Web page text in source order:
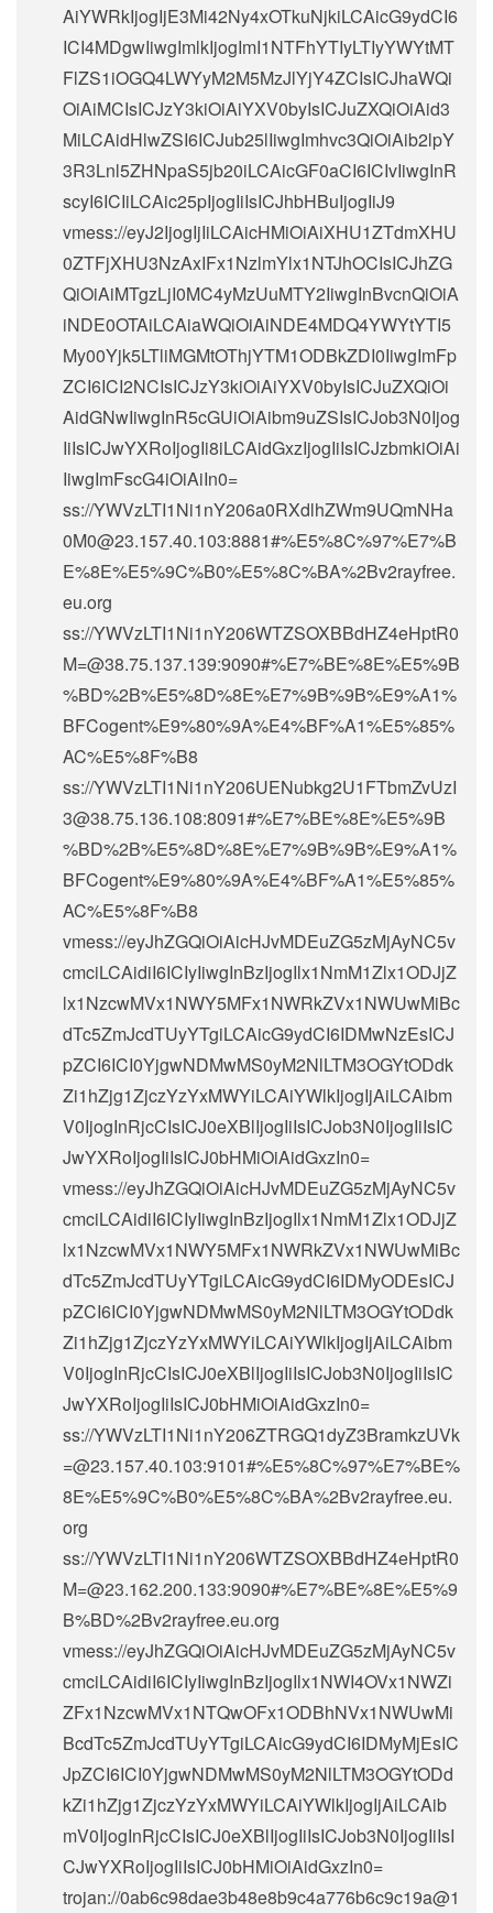
AiYWRkIjogIjE3Mi42Ny4xOTkuNjkiLCAicG9ydCI6
ICI4MDgwIiwgImlkIjogImI1NTFhYTIyLTIyYWYtMT
FlZS1iOGQ4LWYyM2M5MzJlYjY4ZCIsICJhaWQi
OiAiMCIsICJzY3kiOiAiYXV0byIsICJuZXQiOiAid3
MiLCAidHlwZSI6ICJub25lIiwgImhvc3QiOiAib2lpY
3R3Lnl5ZHNpaS5jb20iLCAicGF0aCI6ICIvIiwgInR
scyI6ICIiLCAic25pIjogIiIsICJhbHBuIjogIiJ9
vmess://eyJ2IjogIjIiLCAicHMiOiAiXHU1ZTdmXHU
0ZTFjXHU3NzAxIFx1NzlmYlx1NTJhOCIsICJhZG
QiOiAiMTgzLjI0MC4yMzUuMTY2IiwgInBvcnQiOiA
iNDE0OTAiLCAiaWQiOiAiNDE4MDQ4YWYtYTI5
My00Yjk5LTliMGMtOThjYTM1ODBkZDI0IiwgImFp
ZCI6ICI2NCIsICJzY3kiOiAiYXV0byIsICJuZXQiOi
AidGNwIiwgInR5cGUiOiAibm9uZSIsICJob3N0Ijog
IiIsICJwYXRoIjogIi8iLCAidGxzIjogIiIsICJzbmkiOiAi
IiwgImFscG4iOiAiIn0=
ss://YWVzLTI1Ni1nY206a0RXdlhZWm9UQmNHa
0M0@23.157.40.103:8881#%E5%8C%97%E7%B
E%8E%E5%9C%B0%E5%8C%BA%2Bv2rayfree.
eu.org
ss://YWVzLTI1Ni1nY206WTZSOXBBdHZ4eHptR0
M=@38.75.137.139:9090#%E7%BE%8E%E5%9B
%BD%2B%E5%8D%8E%E7%9B%9B%E9%A1%
BFCogent%E9%80%9A%E4%BF%A1%E5%85%
AC%E5%8F%B8
ss://YWVzLTI1Ni1nY206UENubkg2U1FTbmZvUzI
3@38.75.136.108:8091#%E7%BE%8E%E5%9B
%BD%2B%E5%8D%8E%E7%9B%9B%E9%A1%
BFCogent%E9%80%9A%E4%BF%A1%E5%85%
AC%E5%8F%B8
vmess://eyJhZGQiOiAicHJvMDEuZG5zMjAyNC5v
cmciLCAidiI6ICIyIiwgInBzIjogIlx1NmM1Zlx1ODJjZ
lx1NzcwMVx1NWY5MFx1NWRkZVx1NWUwMiBc
dTc5ZmJcdTUyYTgiLCAicG9ydCI6IDMwNzEsICJ
pZCI6ICI0YjgwNDMwMS0yM2NlLTM3OGYtODdk
Zi1hZjg1ZjczYzYxMWYiLCAiYWlkIjogIjAiLCAibm
V0IjogInRjcCIsICJ0eXBlIjogIiIsICJob3N0IjogIiIsIC
JwYXRoIjogIiIsICJ0bHMiOiAidGxzIn0=
vmess://eyJhZGQiOiAicHJvMDEuZG5zMjAyNC5v
cmciLCAidiI6ICIyIiwgInBzIjogIlx1NmM1Zlx1ODJjZ
lx1NzcwMVx1NWY5MFx1NWRkZVx1NWUwMiBc
dTc5ZmJcdTUyYTgiLCAicG9ydCI6IDMyODEsICJ
pZCI6ICI0YjgwNDMwMS0yM2NlLTM3OGYtODdk
Zi1hZjg1ZjczYzYxMWYiLCAiYWlkIjogIjAiLCAibm
V0IjogInRjcCIsICJ0eXBlIjogIiIsICJob3N0IjogIiIsIC
JwYXRoIjogIiIsICJ0bHMiOiAidGxzIn0=
ss://YWVzLTI1Ni1nY206ZTRGQ1dyZ3BramkzUVk
=@23.157.40.103:9101#%E5%8C%97%E7%BE%
8E%E5%9C%B0%E5%8C%BA%2Bv2rayfree.eu.
org
ss://YWVzLTI1Ni1nY206WTZSOXBBdHZ4eHptR0
M=@23.162.200.133:9090#%E7%BE%8E%E5%9
B%BD%2Bv2rayfree.eu.org
vmess://eyJhZGQiOiAicHJvMDEuZG5zMjAyNC5v
cmciLCAidiI6ICIyIiwgInBzIjogIlx1NWI4OVx1NWZi
ZFx1NzcwMVx1NTQwOFx1ODBhNVx1NWUwMi
BcdTc5ZmJcdTUyYTgiLCAicG9ydCI6IDMyMjEsIC
JpZCI6ICI0YjgwNDMwMS0yM2NlLTM3OGYtODd
kZi1hZjg1ZjczYzYxMWYiLCAiYWlkIjogIjAiLCAib
mV0IjogInRjcCIsICJ0eXBlIjogIiIsICJob3N0IjogIiIsI
CJwYXRoIjogIiIsICJ0bHMiOiAidGxzIn0=
trojan://0ab6c98dae3b48e8b9c4a776b6c9c19a@1